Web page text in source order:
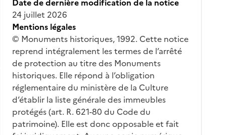
24 juillet 2026
Mentions légales
© Monuments historiques, 1992. Cette notice
reprend intégralement les termes de l’arrêté
de protection au titre des Monuments
historiques. Elle répond à l’obligation
réglementaire du ministère de la Culture
d’établir la liste générale des immeubles
protégés (art. R. 621-80 du Code du
patrimoine). Elle est donc opposable et fait